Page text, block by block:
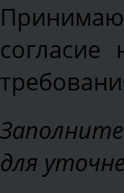
для